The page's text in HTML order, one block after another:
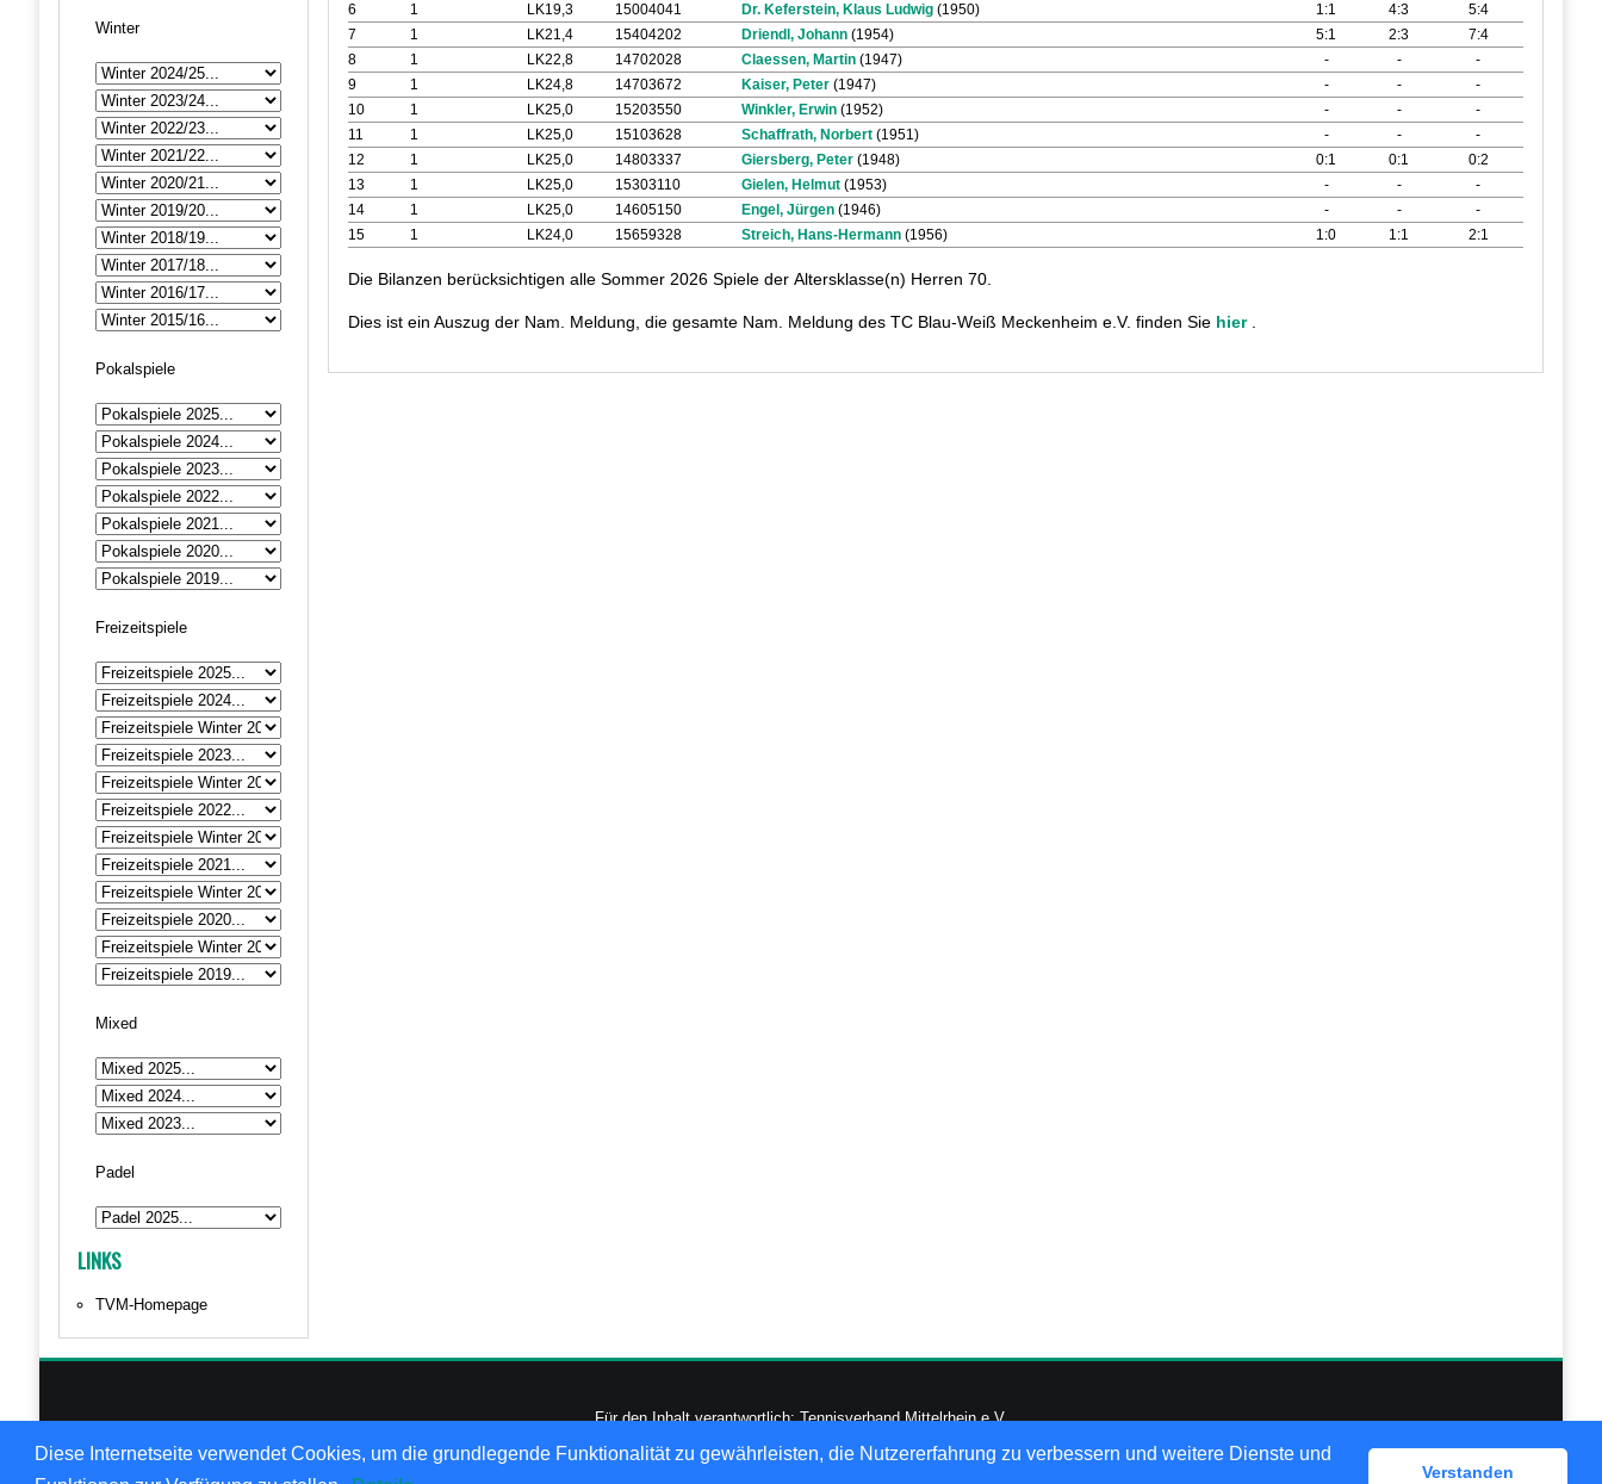
Diese Internetseite verwendet Cookies, um die grundlegende Funktionalität zu gewährleisten, die Nutzererfahrung zu verbessern und weitere Dienste und
Verstanden
Winter
Pokalspiele
Freizeitspiele
Mixed
Padel
LINKS
TVM-Homepage
6
1 LK19,3 15004041 Dr. Keferstein, Klaus Ludwig (1950) 1:1 4:3
5:4
7
1 LK21,4 15404202 Driendl, Johann (1954) 5:1 2:3
7:4
8
1 LK22,8 14702028 Claessen, Martin (1947) - -
-
9
1 LK24,8 14703672 Kaiser, Peter (1947) - -
-
10
1 LK25,0 15203550 Winkler, Erwin (1952) - -
-
11
1 LK25,0 15103628 Schaffrath, Norbert (1951) - -
-
12
1 LK25,0 14803337 Giersberg, Peter (1948) 0:1 0:1
0:2
13
1 LK25,0 15303110 Gielen, Helmut (1953) - -
-
14
1 LK25,0 14605150 Engel, Jürgen (1946) - -
-
15
1 LK24,0 15659328 Streich, Hans-Hermann (1956) 1:0 1:1 2:1
Die Bilanzen berücksichtigen alle Sommer 2026 Spiele der Altersklasse(n) Herren 70.
Dies ist ein Auszug der Nam. Meldung, die gesamte Nam. Meldung des TC Blau-Weiß Meckenheim e.V. finden Sie hier.
Für den Inhalt verantwortlich: Tennisverband Mittelrhein e.V.
© 1999-2026
nu Datenautomaten GmbH - Automatisierte internetgestützte Netzwerklösungen
Datenschutz